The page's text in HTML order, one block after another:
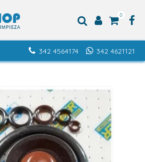
0
342 4621121
342 4564174